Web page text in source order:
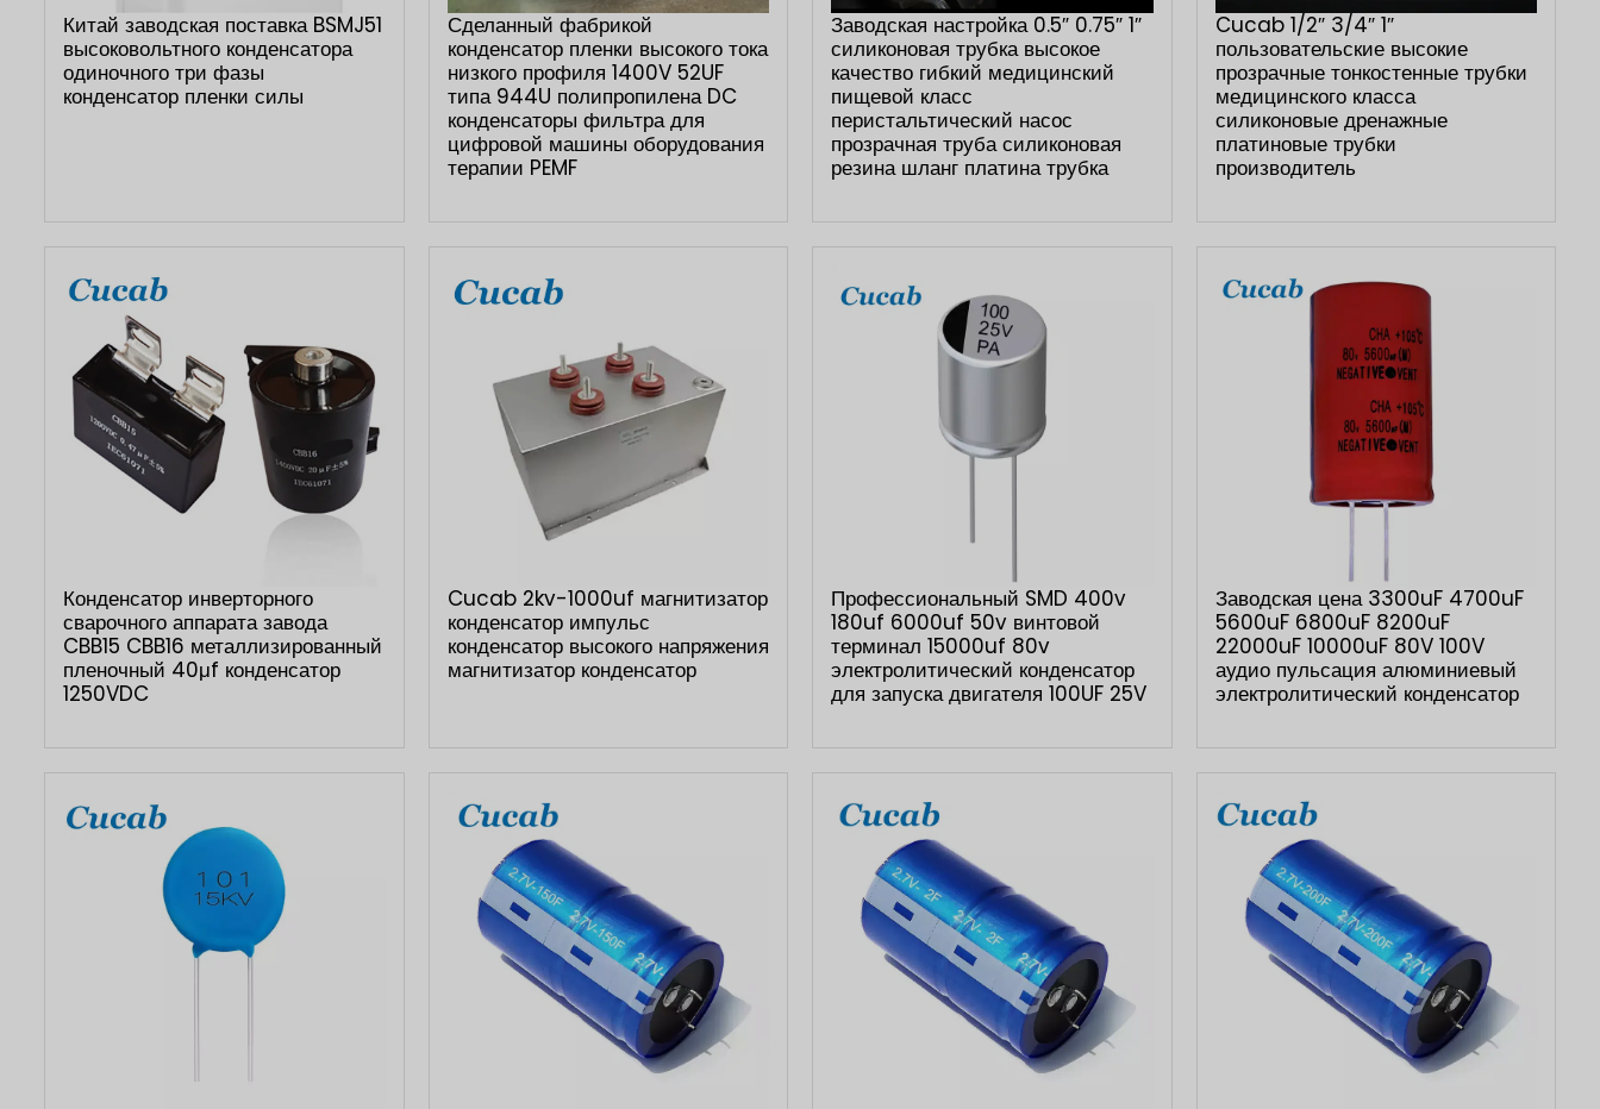
Китай заводская поставка BSMJ51
высоковольтного конденсатора
одиночного три фазы
конденсатор пленки силы
Сделанный фабрикой
конденсатор пленки высокого тока
низкого профиля 1400V 52UF
типа 944U полипропилена DC
конденсаторы фильтра для
цифровой машины оборудования
терапии PEMF
Заводская настройка 0.5″ 0.75″ 1″
силиконовая трубка высокое
качество гибкий медицинский
пищевой класс
перистальтический насос
прозрачная труба силиконовая
резина шланг платина трубка
Cucab 1/2″ 3/4″ 1″
пользовательские высокие
прозрачные тонкостенные трубки
медицинского класса
силиконовые дренажные
платиновые трубки
производитель
Конденсатор инверторного
сварочного аппарата завода
CBB15 CBB16 металлизированный
пленочный 40μf конденсатор
1250VDC
Cucab 2kv-1000uf магнитизатор
конденсатор импульс
конденсатор высокого напряжения
магнитизатор конденсатор
Профессиональный SMD 400v
180uf 6000uf 50v винтовой
терминал 15000uf 80v
электролитический конденсатор
для запуска двигателя 100UF 25V
Заводская цена 3300uF 4700uF
5600uF 6800uF 8200uF
22000uF 10000uF 80V 100V
аудио пульсация алюминиевый
электролитический конденсатор